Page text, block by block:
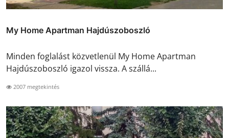
My Home Apartman Hajdúszoboszló
Minden foglalást közvetlenül My Home Apartman
Hajdúszoboszló igazol vissza. A szállá...
2007 megtekintés